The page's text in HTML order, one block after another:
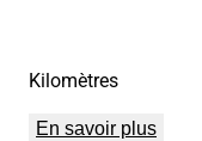
Kilomètres
En savoir plus